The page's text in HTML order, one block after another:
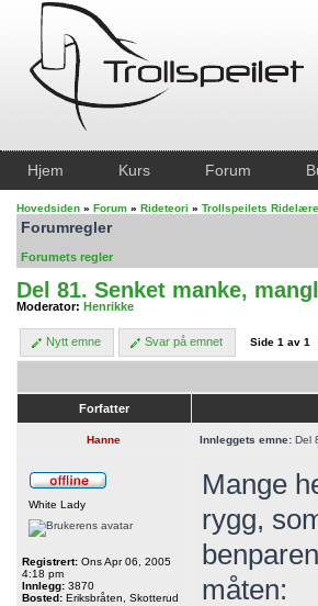
Hjem Kurs Forum
Hovedsiden » Forum » Rideteori » Trollspeilets Ridelære
Forumregler
Forumets regler
Del 81. Senket manke,
Moderator: Henrikke
Nytt emne Svar på emnet Side 1 av 1
Forfatter
Hanne Innleggets emne: Del
White Lady
Registrert: Ons Apr 06, 2005
4:18 pm
Innlegg: 3870
Bosted: Eriksbråten, Skotterud
Mange
rygg,
måten: